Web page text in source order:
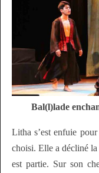
Bal(l)lade
Litha s’est enfuie pour
choisi. Elle a décliné
est partie. Sur son